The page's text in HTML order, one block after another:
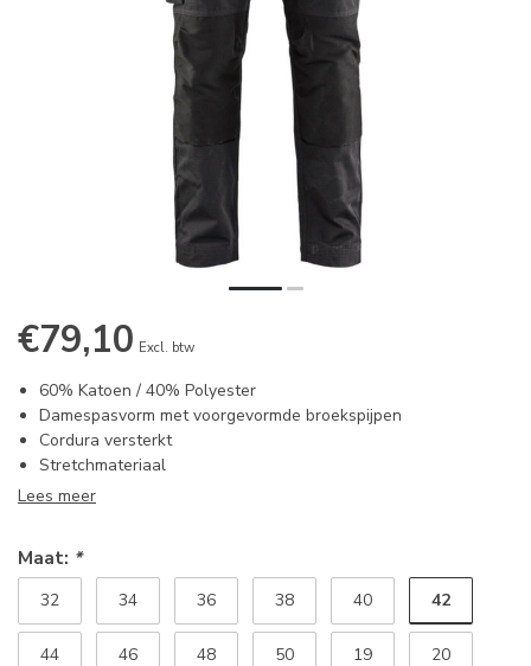
€79,10 Excl. btw
60% Katoen / 40% Polyester
Damespasvorm met voorgevormde broekspijpen
Cordura versterkt
Stretchmateriaal
Lees meer
Maat: *
32 34 36 38 40 42
44 46 48 50 19 20